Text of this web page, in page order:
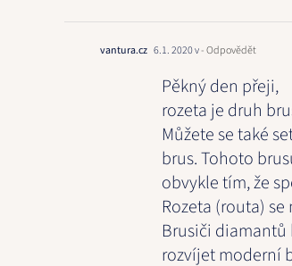
vantura.cz 6.1. 2020 v- Odpovědět
Pěkný den přeji,
rozeta je druh
Můžete se také
brus. Tohoto
obvykle tím, že
Rozeta (routa)
Brusiči diamantů
rozvíjet moderní